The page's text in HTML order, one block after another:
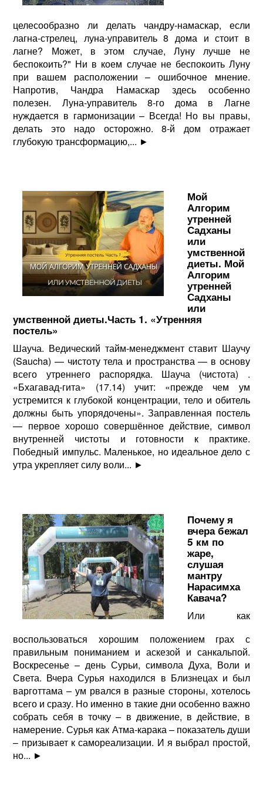
целесообразно ли делать чандру-намаскар, если
лагна-стрелец, луна-управитель 8 дома и стоит в
лагне? Может, в этом случае, Луну лучше не
беспокоить?" Ни в коем случае не беспокоить Луну
при вашем расположении – ошибочное мнение.
Напротив, Чандра Намаскар здесь особенно
полезен. Луна-управитель 8-го дома в Лагне
нуждается в гармонизации – Всегда! Но вы правы,
делать это надо осторожно. 8-й дом отражает
глубокую трансформацию,... ►
Мой
Алгорим
утренней
Садханы
или
умственной
диеты. Мой
Алгорим
утренней
Садханы
или
умственной диеты.Часть 1. «Утренняя
постель»
Шауча. Ведический тайм-менеджмент ставит Шаучу
(Saucha) — чистоту тела и пространства — в основу
всего утреннего распорядка. Шауча (чистота) .
«Бхагавад-гита» (17.14) учит: «прежде чем ум
устремится к глубокой концентрации, тело и обитель
должны быть упорядочены». Заправленная постель
— первое хорошо совершённое действие, символ
внутренней чистоты и готовности к практике.
Победный импульс. Маленькое, но идеальное дело с
утра укрепляет силу воли... ►
Почему я
вчера бежал
5 км по
жаре,
слушая
мантру
Нарасимха
Кавача?
Или как
воспользоваться хорошим положением грах с
правильным пониманием и аскезой и санкальпой.
Воскресенье – день Сурьи, символа Духа, Воли и
Света. Вчера Сурья находился в Близнецах и был
варготтама – ум рвался в разные стороны, хотелось
всего и сразу. Но именно в такие дни особенно важно
собрать себя в точку – в движение, в действие, в
намерение. Сурья как Атма-карака – показатель души
– призывает к самореализации. И я выбрал простой,
но... ►